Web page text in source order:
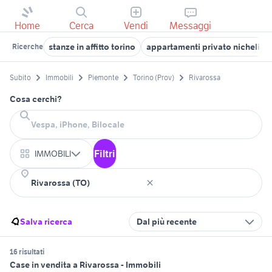
Home Cerca Vendi Messaggi
Ricerche stanze in affitto torino appartamenti privato nichelino
Subito Immobili Piemonte Torino (Prov) Rivarossa
Cosa cerchi?
IMMOBILI Filtri
Salva ricerca Dal più recente
16 risultati
Case in vendita a Rivarossa - Immobili